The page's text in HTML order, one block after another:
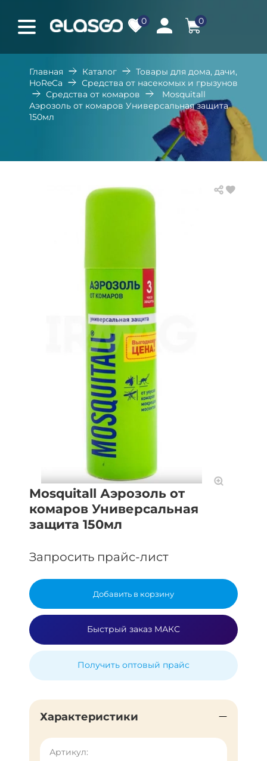
0 0
Главная Каталог
Товары для дома, дачи,
HoReCa
Средства от насекомых и грызунов
Средства от комаров
Mosquitall
Аэрозоль от комаров Универсальная защита
150мл
Mosquitall Аэрозоль от
комаров Универсальная
защита 150мл
Запросить прайс-лист
Добавить в корзину
Быстрый заказ МАКС
Получить оптовый прайс
Характеристики
Артикул: